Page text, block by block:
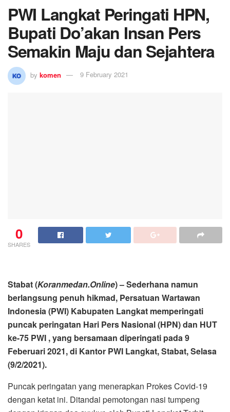
PWI Langkat Peringati HPN,
Bupati Do’akan Insan Pers
Semakin Maju dan Sejahtera
by komen 9 February 2021
0
SHARES
Stabat (Koranmedan.Online) – Sederhana namun
berlangsung penuh hikmad, Persatuan Wartawan
Indonesia (PWI) Kabupaten Langkat memperingati
puncak peringatan Hari Pers Nasional (HPN) dan HUT
ke-75 PWI , yang bersamaan diperingati pada 9
Feberuari 2021, di Kantor PWI Langkat, Stabat, Selasa
(9/2/2021).
Puncak peringatan yang menerapkan Prokes Covid-19
dengan ketat ini. Ditandai pemotongan nasi tumpeng